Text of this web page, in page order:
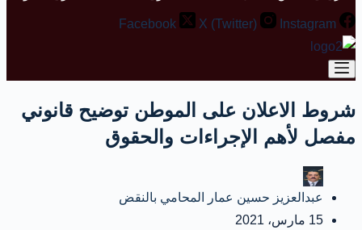
Facebook X (Twitter) Instagram
شروط الاعلان على الموطن توضيح قانوني
مفصل لأهم الإجراءات والحقوق
عبدالعزيز حسين عمار المحامي بالنقض
15 مارس، 2021